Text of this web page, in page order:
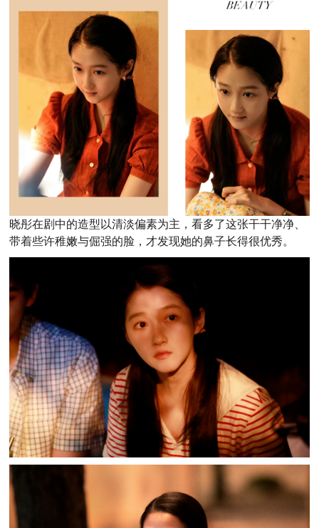
晓彤在剧中的造型以清淡偏素为主，看多了这张干干净净、
带着些许稚嫩与倔强的脸，才发现她的鼻子长得很优秀。